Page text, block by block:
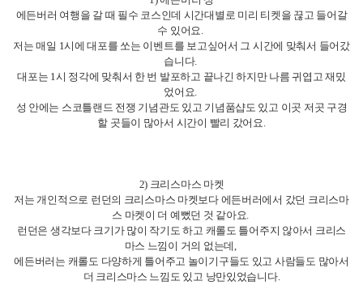
1) 에든버러 성
에든버러 여행을 갈 때 필수 코스인데 시간대별로 미리 티켓을 끊고 들어갈
수 있어요.
저는 매일 1시에 대포를 쏘는 이벤트를 보고싶어서 그 시간에 맞춰서 들어갔